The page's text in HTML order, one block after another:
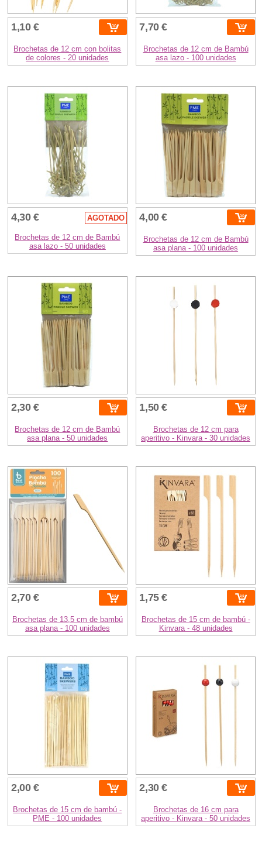
1,10 €
Brochetas de 12 cm con bolitas
de colores - 20 unidades
7,70 €
Brochetas de 12 cm de Bambú
asa lazo - 100 unidades
4,30 € AGOTADO
Brochetas de 12 cm de Bambú
asa lazo - 50 unidades
4,00 €
Brochetas de 12 cm de Bambú
asa plana - 100 unidades
2,30 €
Brochetas de 12 cm de Bambú
asa plana - 50 unidades
1,50 €
Brochetas de 12 cm para
aperitivo - Kinvara - 30 unidades
2,70 €
Brochetas de 13,5 cm de bambú
asa plana - 100 unidades
1,75 €
Brochetas de 15 cm de bambú -
Kinvara - 48 unidades
2,00 €
Brochetas de 15 cm de bambú -
PME - 100 unidades
2,30 €
Brochetas de 16 cm para
aperitivo - Kinvara - 50 unidades